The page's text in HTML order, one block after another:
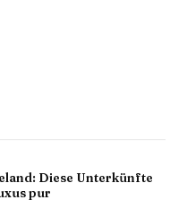
Diese Unterkünfte
pur